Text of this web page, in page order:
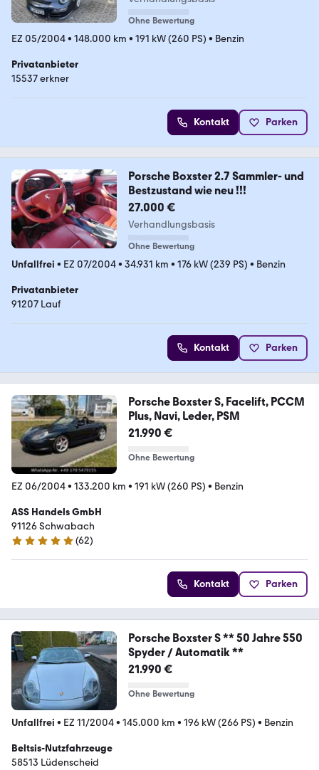
Ohne Bewertung
EZ 05/2004• 148.000 km • 191 kW (260 PS) • Benzin
Privatanbieter
15537 erkner
Kontakt Parken
Porsche Boxster 2.7 Sammler- und
Bestzustand wie neu !!!
27.000 €
Verhandlungsbasis
Ohne Bewertung
Unfallfrei • EZ 07/2004• 34.931 km • 176 kW (239 PS) • Benzin
Privatanbieter
91207 Lauf
Kontakt Parken
Porsche Boxster S, Facelift, PCCM
Plus, Navi, Leder, PSM
21.990 €
Ohne Bewertung
EZ 06/2004• 133.200 km • 191 kW (260 PS) • Benzin
ASS Handels GmbH
91126 Schwabach
4.8 Sterne
(62)
Kontakt Parken
Porsche Boxster S ** 50 Jahre 550
Spyder / Automatik **
21.990 €
Ohne Bewertung
Unfallfrei • EZ 11/2004• 145.000 km • 196 kW (266 PS) • Benzin
Beltsis-Nutzfahrzeuge
58513 Lüdenscheid